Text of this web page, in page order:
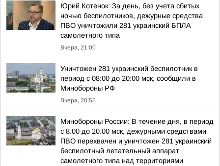
Юрий Котенок: За день, без учета сбитых
ночью беспилотников, дежурные средства
ПВО уничтожили 281 украинский БПЛА
самолетного типа
Вчера, 21:00
Уничтожен 281 украинский беспилотник в
период с 08:00 до 20:00 мск, сообщили в
Минобороны РФ
Вчера, 20:55
Минобороны России: В течение дня, в период
с 8.00 до 20.00 мск, дежурными средствами
ПВО перехвачен и уничтожен 281 украинский
беспилотный летательный аппарат
самолетного типа над территориями